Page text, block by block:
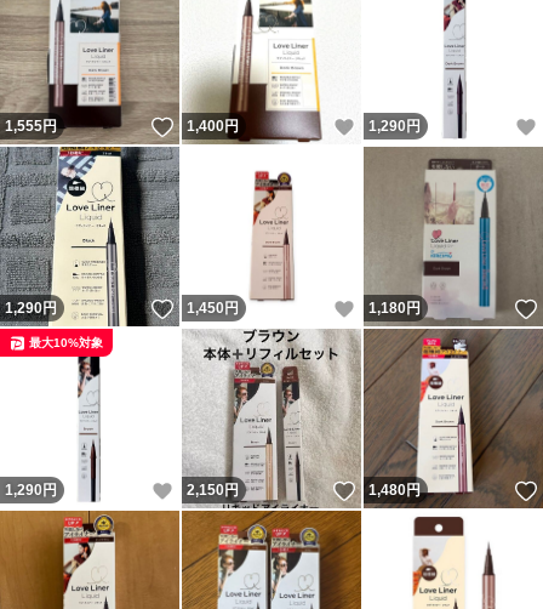
1,555円 いいね！
1,400円 いいね！
1,290 円
1,290円 いいね！
1,450 円 いいね！
1,180円
1,290 円 いいね！
最大10%対象
2,150円 いいね！
1,480円